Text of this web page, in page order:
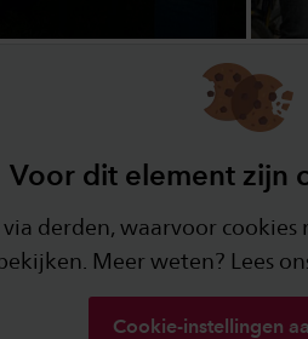
Voor dit element zijn
derden, waarvoor
bekijken. Meer weten? Lees
Cookie-instellingen